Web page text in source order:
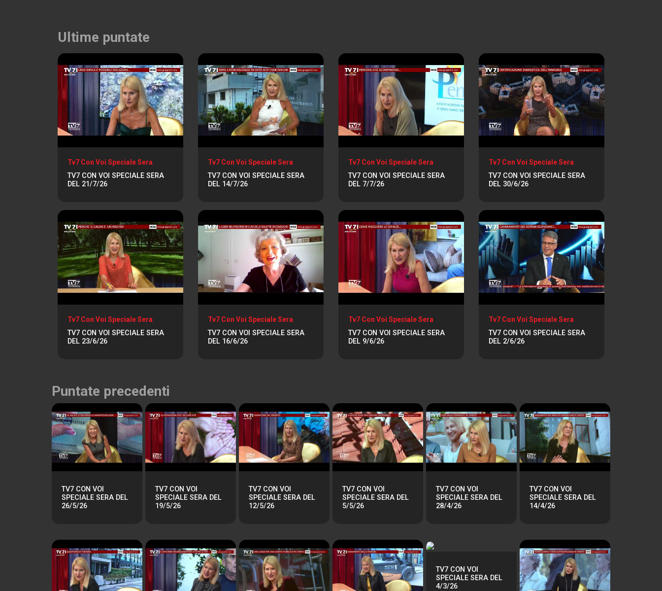
Ultime puntate
Tv7 Con Voi Speciale Sera
TV7 CON VOI SPECIALE SERA
DEL 21/7/26
Tv7 Con Voi Speciale Sera
TV7 CON VOI SPECIALE SERA
DEL 14/7/26
Tv7 Con Voi Speciale Sera
TV7 CON VOI SPECIALE SERA
DEL 7/7/26
Tv7 Con Voi Speciale Sera
TV7 CON VOI SPECIALE SERA
DEL 30/6/26
Tv7 Con Voi Speciale Sera
TV7 CON VOI SPECIALE SERA
DEL 23/6/26
Tv7 Con Voi Speciale Sera
TV7 CON VOI SPECIALE SERA
DEL 16/6/26
Tv7 Con Voi Speciale Sera
TV7 CON VOI SPECIALE SERA
DEL 9/6/26
Tv7 Con Voi Speciale Sera
TV7 CON VOI SPECIALE SERA
DEL 2/6/26
Puntate precedenti
TV7 CON VOI
SPECIALE SERA DEL
26/5/26
TV7 CON VOI
SPECIALE SERA DEL
19/5/26
TV7 CON VOI
SPECIALE SERA DEL
12/5/26
TV7 CON VOI
SPECIALE SERA DEL
5/5/26
TV7 CON VOI
SPECIALE SERA DEL
28/4/26
TV7 CON VOI
SPECIALE SERA DEL
14/4/26
TV7 CON VOI
SPECIALE SERA DEL
4/3/26